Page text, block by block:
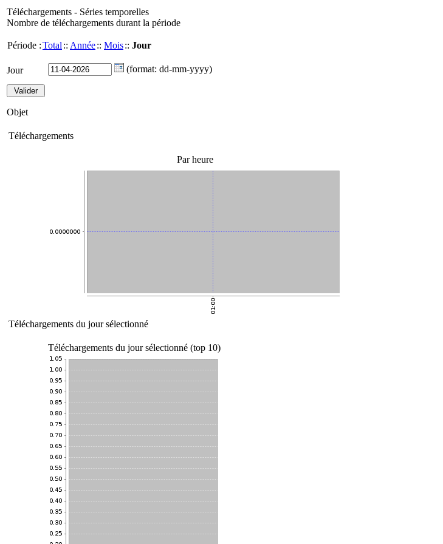
Téléchargements - Séries temporelles
Nombre de téléchargements durant la période
Période :Total :: Année:: Mois:: Jour
Jour (format: dd-mm-yyyy)
Objet
Téléchargements
Par heure
Téléchargements du jour sélectionné
Téléchargements du jour sélectionné (top 10)